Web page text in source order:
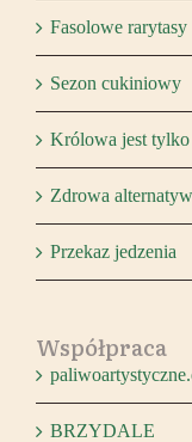
Fasolowe rarytasy
Sezon cukiniowy
Królowa jest tylko
Zdrowa
Przekaz jedzenia
Współpraca
BRZYDALE